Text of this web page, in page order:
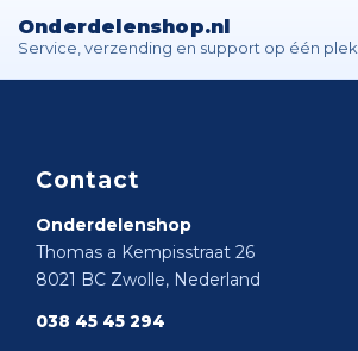
Onderdelenshop.nl
Service, verzending en support op één plek
Contact
Onderdelenshop
Thomas a Kempisstraat 26
8021 BC Zwolle, Nederland
038 45 45 294